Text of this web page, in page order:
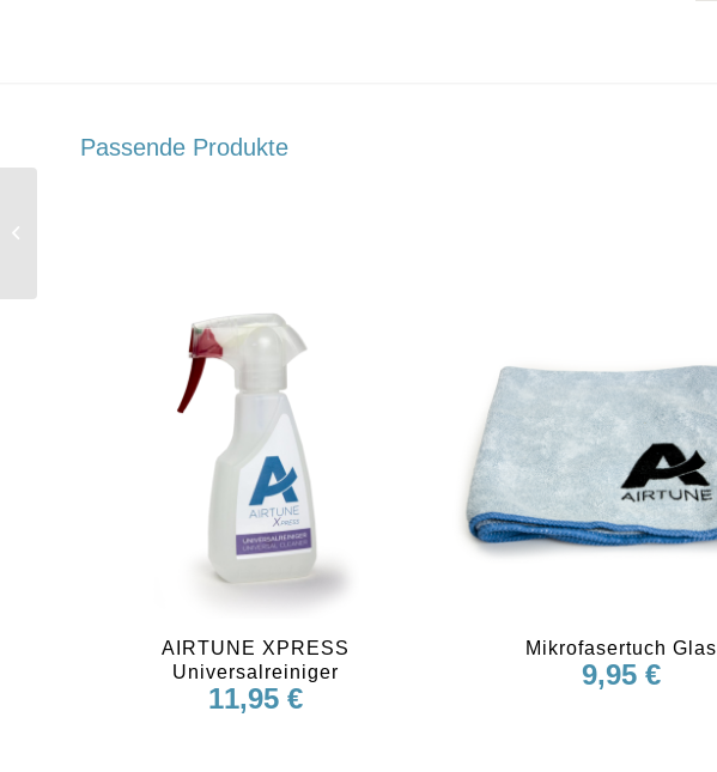
Passende Produkte
AIRTUNE XPRESS
Universalreiniger
11,95€
Mikrofasertuch Glas
9,95€